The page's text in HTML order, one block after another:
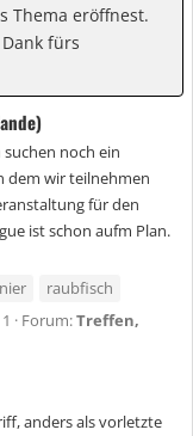
Thema eröffnest.
fürs
noch ein
dem wir teilnehmen
für den
ist schon aufm Plan.
raubfisch
Forum:Treffen,
anders als vorletzte